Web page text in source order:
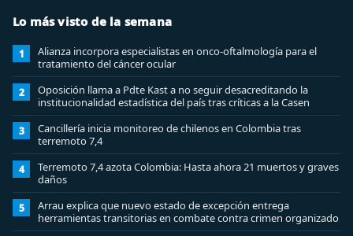
Lo más visto de la semana
1
Alianza incorpora especialistas en onco-oftalmología para el
tratamiento del cáncer ocular
2
Oposición llama a Pdte Kast a no seguir desacreditando la
institucionalidad estadística del país tras críticas a la Casen
3
Cancillería inicia monitoreo de chilenos en Colombia tras
terremoto 7,4
4
Terremoto 7,4 azota Colombia: Hasta ahora 21 muertos y graves
daños
5
Arrau explica que nuevo estado de excepción entrega
herramientas transitorias en combate contra crimen organizado